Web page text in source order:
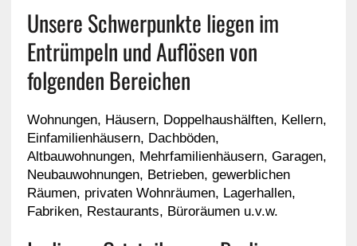
Unsere Schwerpunkte liegen im
Entrümpeln und Auflösen von
folgenden Bereichen
Wohnungen, Häusern, Doppelhaushälften, Kellern,
Einfamilienhäusern, Dachböden,
Altbauwohnungen, Mehrfamilienhäusern, Garagen,
Neubauwohnungen, Betrieben, gewerblichen
Räumen, privaten Wohnräumen, Lagerhallen,
Fabriken, Restaurants, Büroräumen u.v.w.